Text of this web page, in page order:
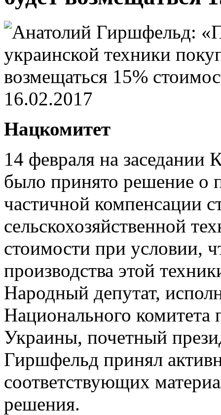
16.02.2017
Нацкомитет
14 февраля на
было принято решение о
частичной компенсации
сельскохозяйственной
стоимости при условии,
производства этой
Народный депутат,
Национального
Украины, почетный
Гиршфельд принял
соответствующих
решения.